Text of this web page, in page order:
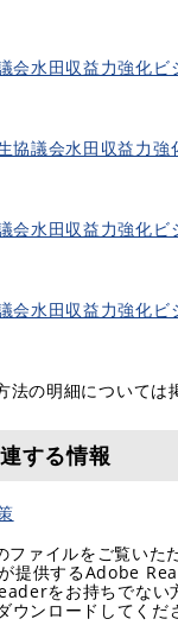
会水田収益力強化ビ
協議会水田収益力強
会水田収益力強化ビ
会水田収益力強化ビ
の明細については
する情報
ファイルをご覧いた
提供するAdobe
をお持ちでない
ウンロードしてくだ